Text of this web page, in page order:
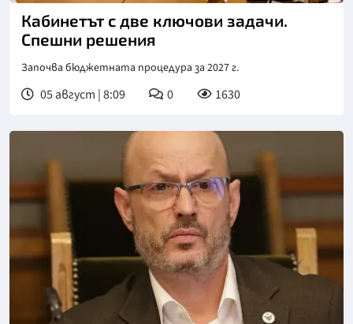
Кабинетът с две ключови задачи.
Спешни решения
Започва бюджетната процедура за 2027 г.
05 август | 8:09 0 1630